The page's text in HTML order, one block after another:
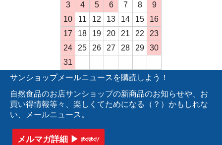
3
4 5 6 7 8
9
10
11 12 13 14 15
16
17
18 19 20 21 22
23
24
25 26 27 28 29
30
31
サンショップメールニュースを購読しよう！
自然食品のお店サンショップの新商品のお知らせや、お
買い得情報等々、楽しくてためになる（？）かもしれな
い、メールニュース。
メルマガ詳細 ▶︎